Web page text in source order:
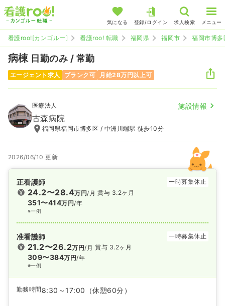
気になる 登録/ログイン 求人検索 メニュー
看護roo![カンゴルー] 看護roo! 転職 福岡県 福岡市 福岡市博多
病棟 日勤のみ / 常勤
エージェント求人 ブランク可 月給28万円以上可
医療法人 施設情報
古森病院
福岡県福岡市博多区 / 中洲川端駅 徒歩10分
2026/06/10 更新
正看護師 一時募集休止
24.2〜28.4万円/月
351〜414万円/年
※一例
賞与 3.2ヶ月
准看護師 一時募集休止
21.2〜26.2万円/月
309〜384万円/年
※一例
賞与 3.2ヶ月
勤務時間 8:30～17:00 （休憩60分）